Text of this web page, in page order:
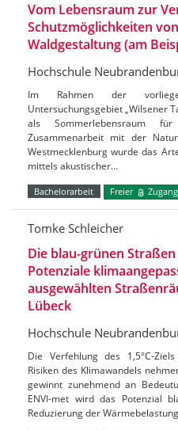
Vom Lebensraum zur
Schutzmöglichkeiten
Waldgestaltung (am
Hochschule
Im Rahmen der
Untersuchungsgebiet „Wilsener
als Sommerlebensraum
Zusammenarbeit mit der
Westmecklenburg wurde das
mittels akustischer…
Bachelorarbeit Freier Zugang
Tomke Schleicher
Die blau-grünen
Potenziale
ausgewählten
Lübeck
Hochschule
Die Verfehlung des 1,5°C-
Risiken des Klimawandels
gewinnt zunehmend an
ENVI-met wird das Potenzial
Reduzierung der